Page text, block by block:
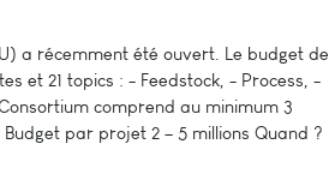
a récemment été ouvert. Le budget de
et 21 topics : - Feedstock, - Process, -
comprend au minimum 3
par projet 2 – 5 millions Quand ?